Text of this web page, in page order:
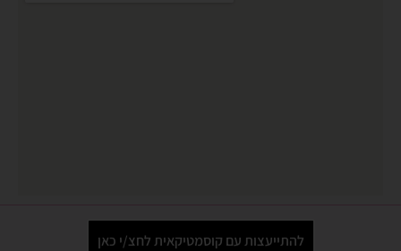
להתייעצות עם קוסמטיקאית לחצ/י כאן